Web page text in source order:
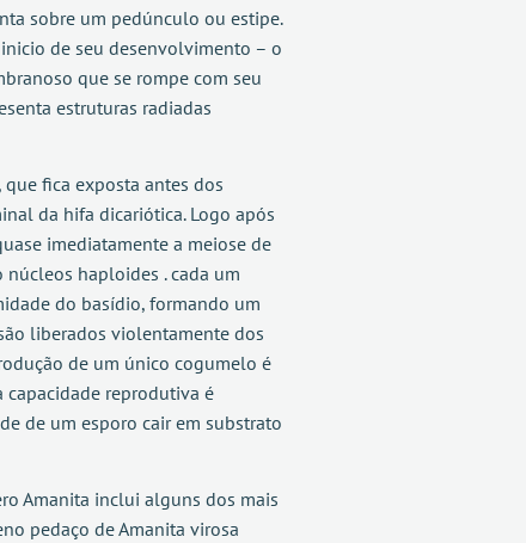
sobre um pedúnculo ou estipe.
de seu desenvolvimento – o
que se rompe com seu
estruturas radiadas
fica exposta antes dos
da hifa dicariótica. Logo após
imediatamente a meiose de
haploides . cada um
do basídio, formando um
liberados violentamente dos
de um único cogumelo é
reprodutiva é
de um esporo cair em substrato
Amanita inclui alguns dos mais
pedaço de Amanita virosa